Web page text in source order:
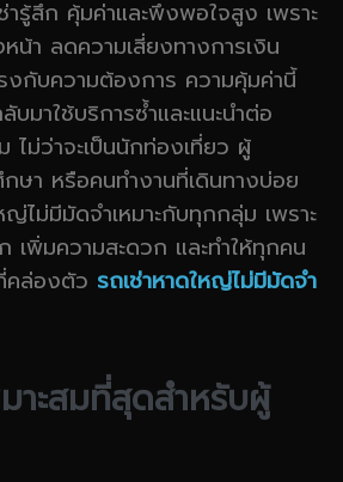
ารู้สึก คุ้มค่าและพึงพอใจสูง เพราะ
น้า ลดความเสี่ยงทางการเงิน
งกับความต้องการ ความคุ้มค่านี้
บมาใช้บริการซ้ำและแนะนำต่อ
ไม่ว่าจะเป็นนักท่องเที่ยว ผู้
ษา หรือคนทำงานที่เดินทางบ่อย
ญ่ไม่มีมัดจำเหมาะกับทุกกลุ่ม เพราะ
เพิ่มความสะดวก และทำให้ทุกคน
คล่องตัว รถเช่าหาดใหญ่ไม่มีมัดจำ
าะสมที่สุดสำหรับผู้